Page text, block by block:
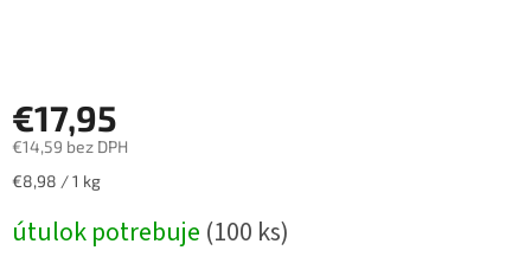
€17,95
€14,59 bez DPH
Jednotková
€8,98 / 1 kg
útulok potrebuje (100 ks)